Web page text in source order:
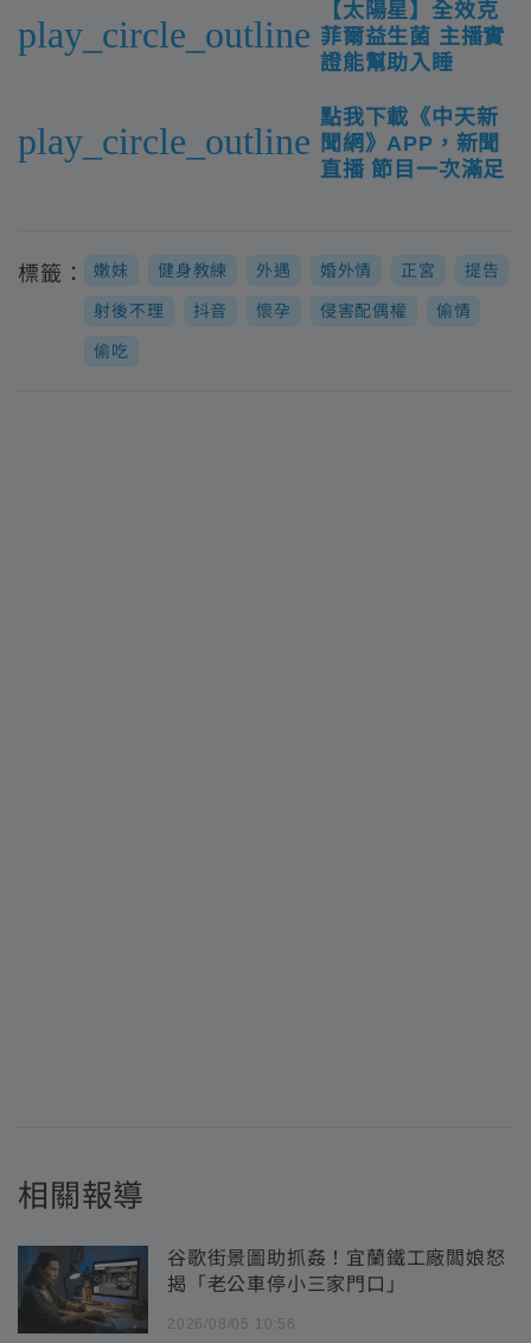
play_circle_outline
【太陽星】全效克
菲爾益生菌 主播實
證能幫助入睡
play_circle_outline
點我下載《中天新
聞網》APP，新聞
直播 節目一次滿足
標籤： 嫩妹 健身教練 外遇 婚外情 正宮 提告
射後不理 抖音 懷孕 侵害配偶權 偷情
偷吃
相關報導
谷歌街景圖助抓姦！宜蘭鐵工廠闆娘怒
揭「老公車停小三家門口」
2026/08/05 10:56